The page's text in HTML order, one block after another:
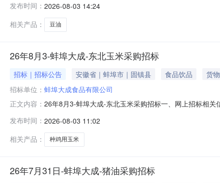
城镇蚌埠大成食品有限公司智慧饲料厂5.投标资格：大
发布时间： 2026-08-03 14:24
相关产品：
豆油
26年8月3-蚌埠大成-东北玉米采购招标
招标｜招标公告 安徽省｜蚌埠市｜固镇县 食品饮品
货物
招标单位： 蚌埠大成食品有限公司
正文内容： 26年8月3-蚌埠大成-东北玉米采购招标一、网上招标相
zb.com.cn4.交货地点：安徽省蚌埠市固镇县连城镇智慧
发布时间： 2026-08-03 11:02
相关产品：
种鸡用玉米
26年7月31日-蚌埠大成-猪油采购招标